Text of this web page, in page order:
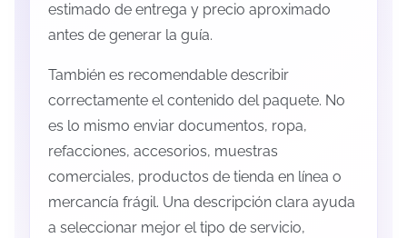
estimado de entrega y precio aproximado
antes de generar la guía.
También es recomendable describir
correctamente el contenido del paquete. No
es lo mismo enviar documentos, ropa,
refacciones, accesorios, muestras
comerciales, productos de tienda en línea o
mercancía frágil. Una descripción clara ayuda
a seleccionar mejor el tipo de servicio,